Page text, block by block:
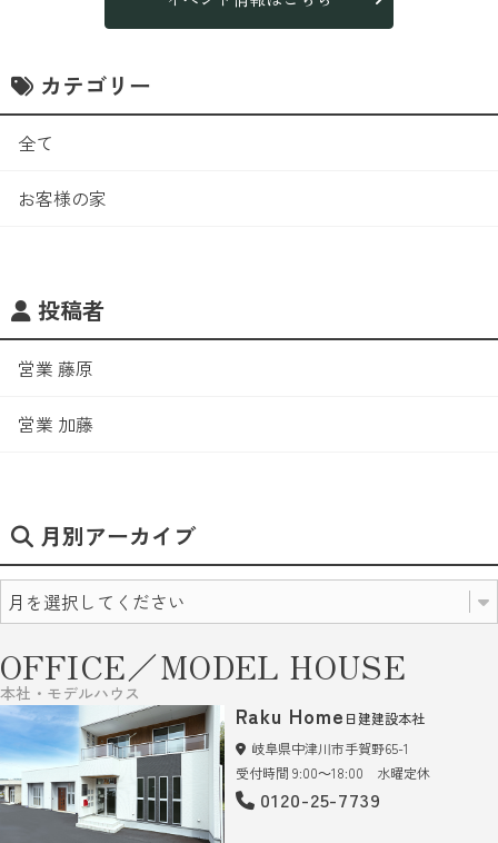
カテゴリー
全て
お客様の家
投稿者
営業 藤原
営業 加藤
月別アーカイブ
OFFICE／MODEL HOUSE
本社・モデルハウス
Raku Home 日建建設本社
岐阜県中津川市手賀野65-1
受付時間 9:00～18:00 水曜定休
0120-25-7739